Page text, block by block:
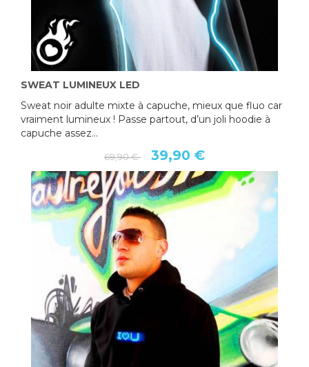
SWEAT LUMINEUX LED
Sweat noir adulte mixte à capuche, mieux que fluo car
vraiment lumineux ! Passe partout, d’un joli hoodie à
capuche assez...
69,90 € 39,90 €